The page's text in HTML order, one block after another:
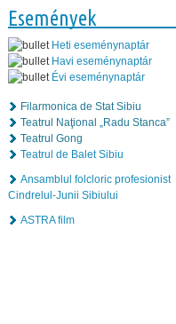
Események
Heti eseménynaptár
Havi eseménynaptár
Évi eseménynaptár
Filarmonica de Stat Sibiu
Teatrul Naţional „Radu Stanca”
Teatrul Gong
Teatrul de Balet Sibiu
Ansamblul folcloric profesionist
Cindrelul-Junii Sibiului
ASTRA film